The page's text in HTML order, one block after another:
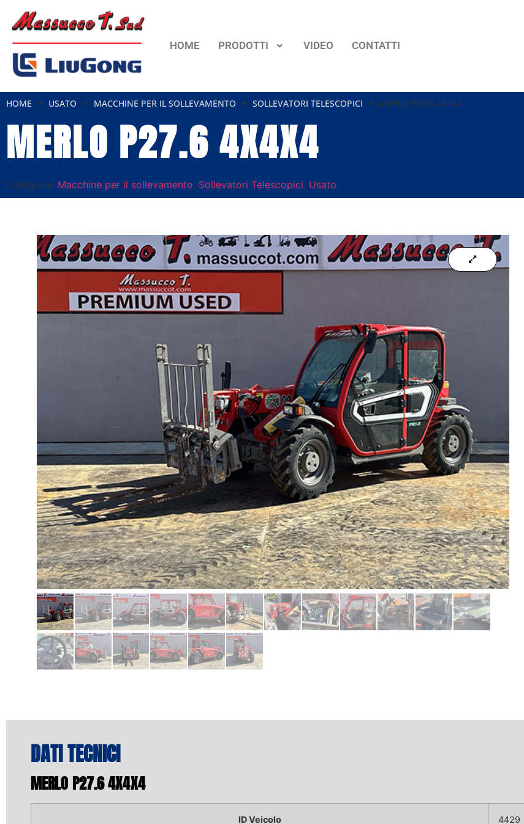
HOME PRODOTTI VIDEO CONTATTI
HOME USATO MACCHINE PER IL SOLLEVAMENTO SOLLEVATORI TELESCOPICI MERLO P27.6 4X4X4
MERLO P27.6 4X4X4
Categorie: Macchine per il sollevamento, Sollevatori Telescopici, Usato
DATI TECNICI
MERLO P27.6 4X4X4
ID Veicolo 4429